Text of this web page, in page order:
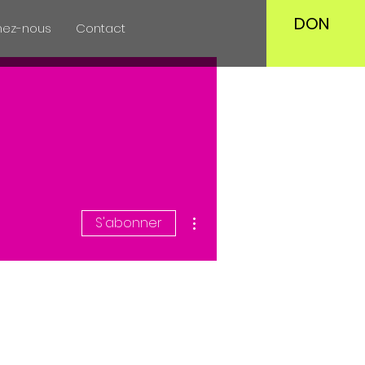
nous Contact DON
S'abonner